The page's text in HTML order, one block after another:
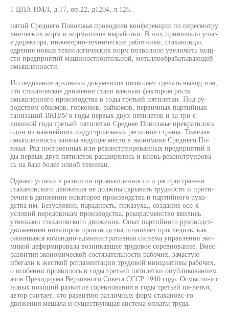
1 ЦПА ИМЛ, д.17, оп.22, д1204, л.126.
иятий Среднего Поволжья проводили конференции по пересмотру
хнических норм и нормативов выработки. В них принимали учас-
е директора, инженерно-технические работники, стахановцы,
едрение новых технологических норм позволило увеличить мощ-
сти предприятий машиностроительной, металлообрабатывающей
омышленности.
Исследование архивных документов позволяет сделать вывод том,
что стахановское движение стало важным фактором роста
омышленного производства в годы третьей пятилетки. Под ру-
водством обкомов, горкомов, райкомов, первичных партийных
ганизаций ВКП/б/ в годы первых двух пятилеток и за три с
ловиной года третьей пятилетки Среднее Поволжье превратилось
один из важнейших индустриальных регионов страны. Тяжелая
омышленность заняла ведущее место в экономике Среднего По-
лжья. Ряд построенных или реконструированных предприятий в
ды первых двух пятилеток расширялись и вновь реконструирова-
сь на базе более новой техники.
Однако успехи в развитии промышленности и распростране-и
стахановского движения не должны скрывать трудности и проти-
речия в движении новаторов производства и партийного руко-
дства им. Безусловно, парадность, показуха,, создание осо-х
условий передовикам производства, рекордсменство явились
утниками стахановского движения. Опыт партийного руководст-
движением новаторов производства позволяет проследить, как
ожившаяся командно-административная система управления эко-
микой деформировала возникавшее трудовое соревнование. Вмес-
развития экономической состязательности рабочих, зачастую
ибегали к жесткой регламентации трудовой инициативы рабочих,
о особенно проявилось в годы третьей пятилетки опубликованием
азов Президиума Верховного Совета СССР 1940 года. Осмысли-я с
новых позиций развитие соревнования в годы третьей пя-летки,
автор считает, что развитию различных форм стахановс-го
движения мешала и существующая система оплаты труда.